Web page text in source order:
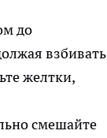
до
взбивать
желтки,
смешайте